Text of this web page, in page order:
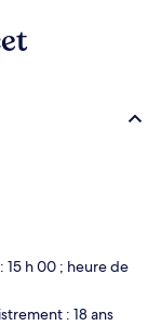
h 00 ; heure de
: 18 ans